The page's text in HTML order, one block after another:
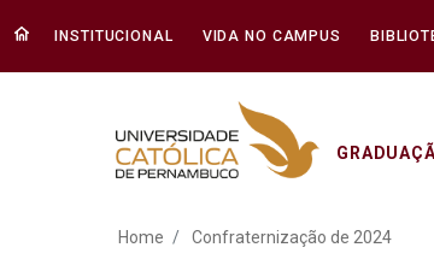
INSTITUCIONAL VIDA NO CAMPUS
Confraternização
Home Confraternização de 2024